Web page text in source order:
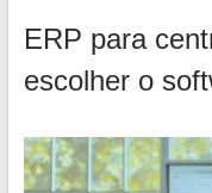
ERP para
escolher o